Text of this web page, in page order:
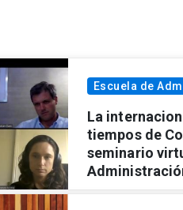
Escuela de
La
tiempos de
seminario